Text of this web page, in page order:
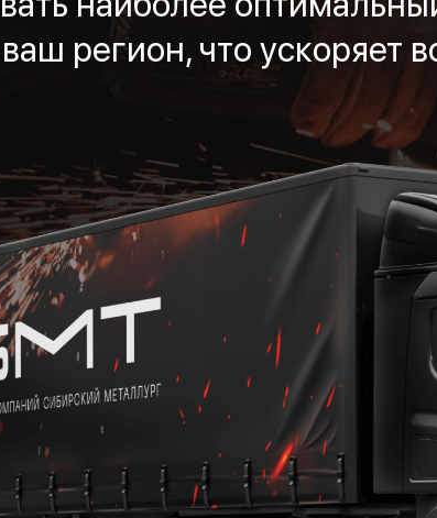
регион, что ускоряет